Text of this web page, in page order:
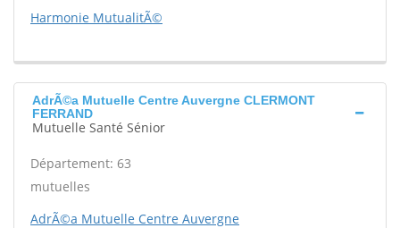
Harmonie MutualitÃ©
AdrÃ©a Mutuelle Centre Auvergne CLERMONT
FERRAND
Mutuelle Santé Sénior
Département: 63
mutuelles
AdrÃ©a Mutuelle Centre Auvergne